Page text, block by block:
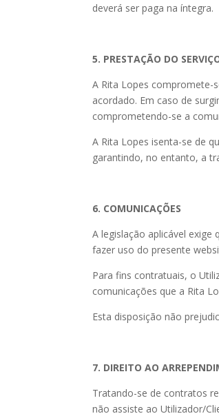
deverá ser paga na íntegra.
5. PRESTAÇÃO DO
A Rita Lopes compromete-
acordado. Em caso de
comprometendo-se a
A Rita Lopes isenta-se de
garantindo, no entanto, a
6. COMUNICAÇÕES
A legislação aplicável
fazer uso do presente
Para fins contratuais, o
comunicações que a Rita
Esta disposição não
7. DIREITO AO
Tratando-se de contratos
não assiste ao Utilizador/